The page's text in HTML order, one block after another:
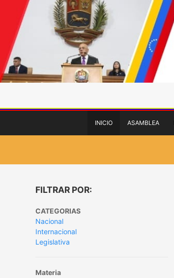
INICIO ASAMBLEA
FILTRAR POR:
CATEGORIAS
Nacional
Internacional
Legislativa
Materia